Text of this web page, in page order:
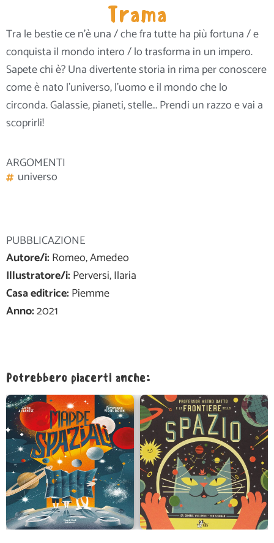
PUBBLICAZIONE
Autore/i:Romeo, Amedeo
Illustratore/i:Perversi, Ilaria
Casa editrice:Piemme
Anno:2021
Trama
Tra le bestie ce n’è una / che fra tutte ha più fortuna / e
conquista il mondo intero / lo trasforma in un impero.
Sapete chi è? Una divertente storia in rima per conoscere
come è nato l’universo, l’uomo e il mondo che lo
circonda. Galassie, pianeti, stelle… Prendi un razzo e vai a
scoprirli!
ARGOMENTI
universo
Potrebbero piacerti anche: